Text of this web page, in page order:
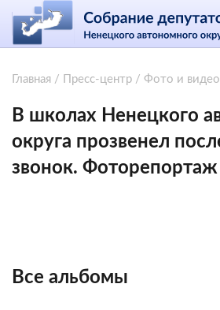
Главная / Пресс-центр / Фото и видео
В школах Ненецкого
округа прозвенел
звонок. Фоторепортаж
Все альбомы